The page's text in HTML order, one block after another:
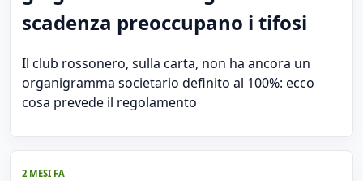
scadenza preoccupano i tifosi
Il club rossonero, sulla carta, non ha ancora un
organigramma societario definito al 100%: ecco
cosa prevede il regolamento
2 MESI FA